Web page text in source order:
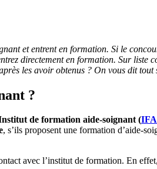
et entrent en formation. Si le
directement en formation. Sur
les avoir obtenus ? On vous dit
?
de formation aide-soignant (
, s’ils proposent une formation d’aide-
avec l’institut de formation. En effet,